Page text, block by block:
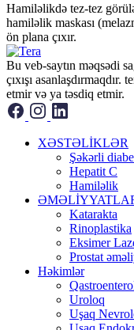
Hamiləlikdə tez-tez
hamiləlik maskası
ön plana çıxır.
Bu veb-saytın məqsədi
çıxışı
etmir və ya təsdiq etmir.
XƏSTƏLİKLƏR
Şəkərli
Hepatit C
Hamiləlik
Katarakta
Rinoplastika
Eksimer
Prostat
Həkimlər
Uroloq
Uşaq